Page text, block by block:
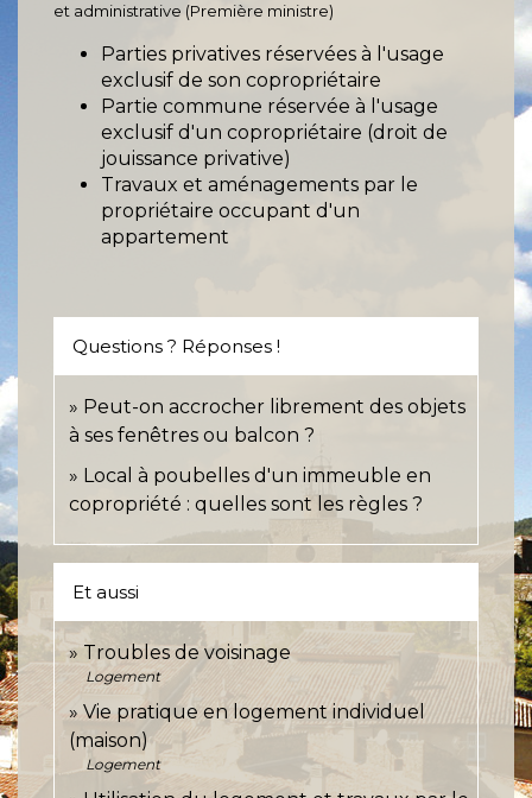
et administrative (Première ministre)
Parties privatives réservées à l'usage
exclusif de son copropriétaire
Partie commune réservée à l'usage
exclusif d'un copropriétaire (droit de
jouissance privative)
Travaux et aménagements par le
propriétaire occupant d'un
appartement
Questions ? Réponses !
Peut-on accrocher librement des objets
à ses fenêtres ou balcon ?
Local à poubelles d'un immeuble en
copropriété : quelles sont les règles ?
Et aussi
Troubles de voisinage
Logement
Vie pratique en logement individuel
(maison)
Logement